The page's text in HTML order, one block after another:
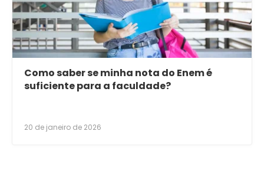
Como saber se minha nota do Enem é
suficiente para a faculdade?
20 de janeiro de 2026